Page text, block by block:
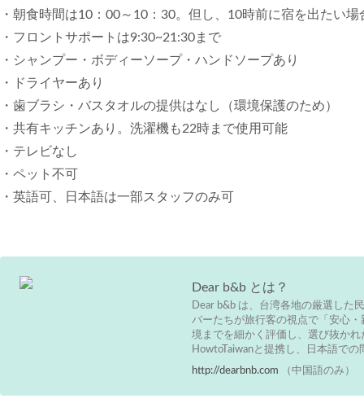
・朝食時間は10：00～10：30。但し、10時前に宿を出たい
・フロントサポートは9:30~21:30まで
・シャンプー・ボディーソープ・ハンドソープあり
・ドライヤーあり
・歯ブラシ・バスタオルの提供はなし（環境保護のため）
・共有キッチンあり。洗濯機も22時まで使用可能
・テレビなし
・ペット不可
・英語可、日本語は一部スタッフのみ可
Dear b&b とは？
Dear b&b は、台湾各地の厳選した
バーたちが旅行客の視点で「安心
境までを細かく評価し、選び抜か
HowtoTaiwanと提携し、日本語で
http://dearbnb.com （中国語のみ）